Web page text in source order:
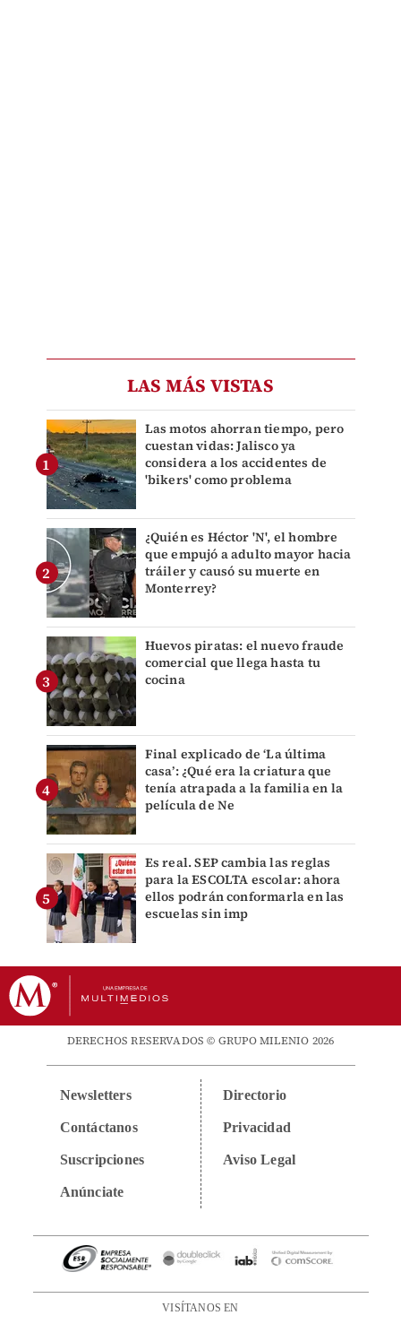
LAS MÁS VISTAS
Las motos ahorran tiempo, pero
cuestan vidas: Jalisco ya
considera a los accidentes de
'bikers' como problema
¿Quién es Héctor 'N', el hombre
que empujó a adulto mayor hacia
tráiler y causó su muerte en
Monterrey?
Huevos piratas: el nuevo fraude
comercial que llega hasta tu
cocina
Final explicado de ‘La última
casa’: ¿Qué era la criatura que
tenía atrapada a la familia en la
película de Ne
Es real. SEP cambia las reglas
para la ESCOLTA escolar: ahora
ellos podrán conformarla en las
escuelas sin imp
DERECHOS RESERVADOS © GRUPO MILENIO 2026
Newsletters
Contáctanos
Suscripciones
Anúnciate
Directorio
Privacidad
Aviso Legal
VISÍTANOS EN